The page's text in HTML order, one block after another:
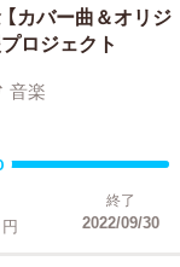
【カバー曲＆オリジ
ロジェクト
音楽
円
終了
2022/09/30